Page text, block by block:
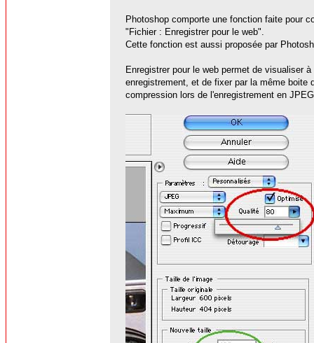
Photoshop comporte une fonction faite pour
"Fichier : Enregistrer pour le web".
Cette fonction est aussi proposée par
Enregistrer pour le web permet de visualiser
enregistrement, et de fixer par la même boite
compression lors de l'enregistrement en